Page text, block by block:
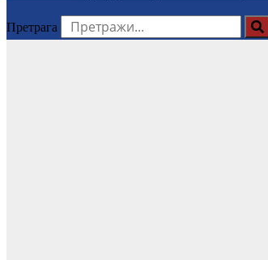
Претрага